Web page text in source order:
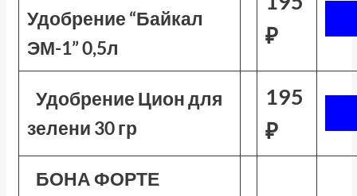
Удобрение “Байкал
ЭМ-1” 0,5л
₽
Удобрение Цион для
зелени 30 гр
195
₽
БОНА ФОРТЕ